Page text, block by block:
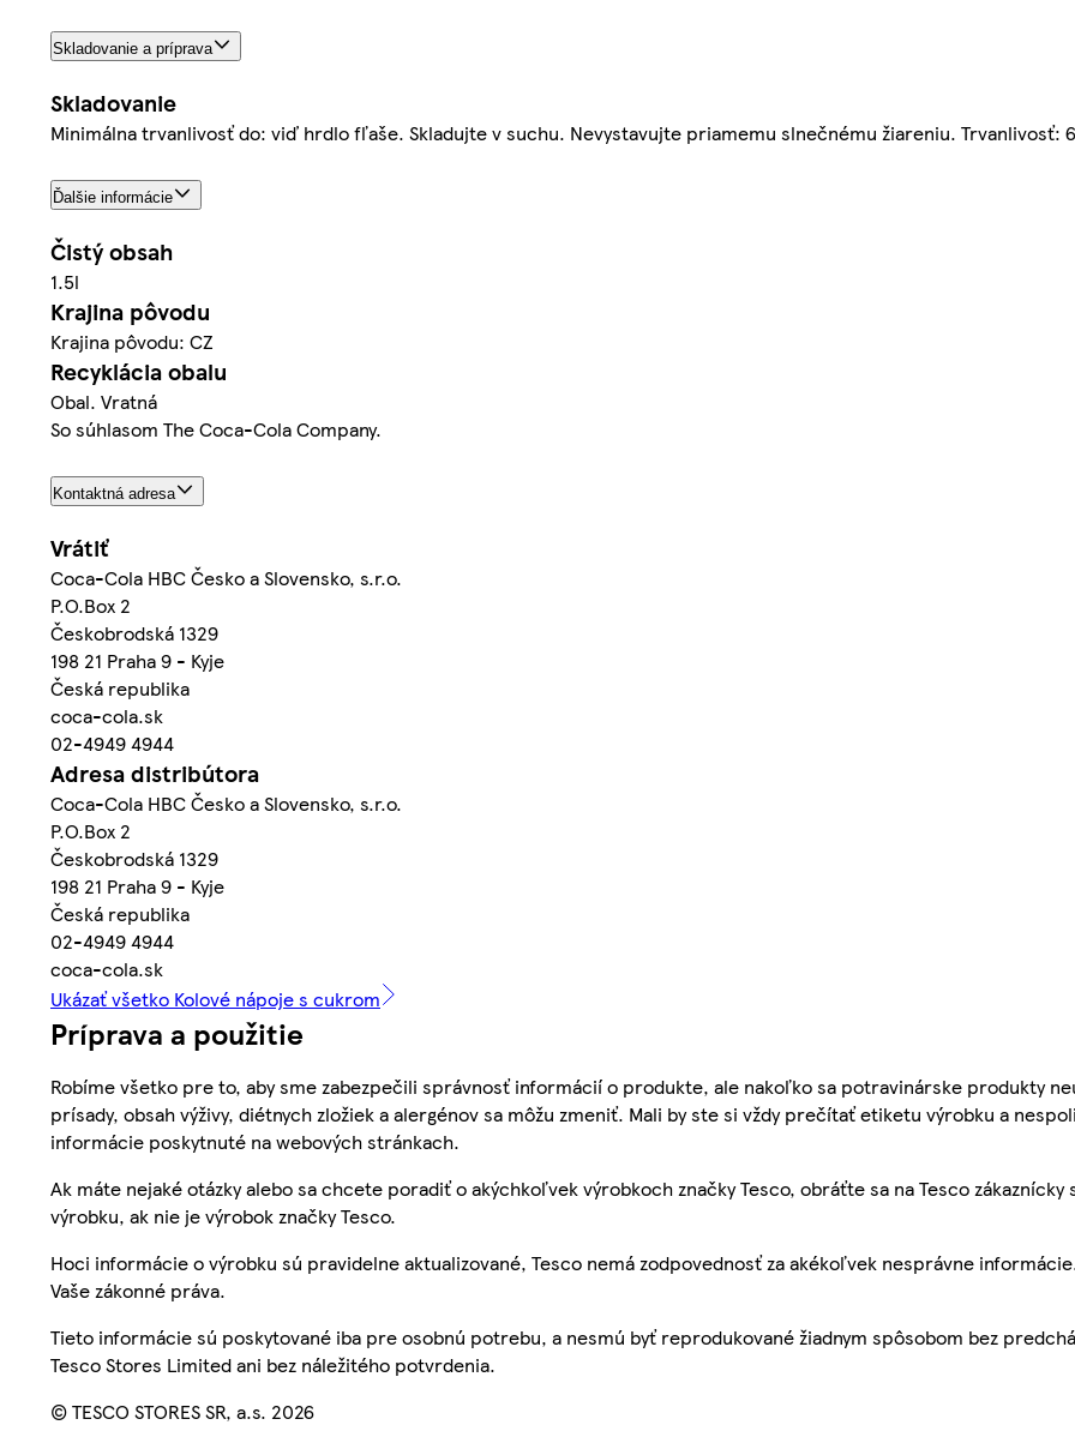
Skladovanie a príprava
Skladovanie
Minimálna trvanlivosť do: viď hrdlo fľaše. Skladujte v suchu. Nevystavujte priamemu slnečnému žiareniu. Trvanlivosť:
Ďalšie informácie
Čistý obsah
1.5l
Krajina pôvodu
Krajina pôvodu: CZ
Recyklácia obalu
Obal. Vratná
So súhlasom The Coca-Cola Company.
Kontaktná adresa
Vrátiť
Coca-Cola HBC Česko a Slovensko, s.r.o.
P.O.Box 2
Českobrodská 1329
198 21 Praha 9 - Kyje
Česká republika
coca-cola.sk
02-4949 4944
Adresa distribútora
Coca-Cola HBC Česko a Slovensko, s.r.o.
P.O.Box 2
Českobrodská 1329
198 21 Praha 9 - Kyje
Česká republika
02-4949 4944
coca-cola.sk
Ukázať všetko Kolové nápoje s cukrom
Príprava a použitie
Robíme všetko pre to, aby sme zabezpečili správnosť informácií o produkte, ale nakoľko sa potravinárske produkty
prísady, obsah výživy, diétnych zložiek a alergénov sa môžu zmeniť. Mali by ste si vždy prečítať etiketu výrobku a
informácie poskytnuté na webových stránkach.
Ak máte nejaké otázky alebo sa chcete poradiť o akýchkoľvek výrobkoch značky Tesco, obráťte sa na Tesco
výrobku, ak nie je výrobok značky Tesco.
Hoci informácie o výrobku sú pravidelne aktualizované, Tesco nemá zodpovednosť za akékoľvek nesprávne
Vaše zákonné práva.
Tieto informácie sú poskytované iba pre osobnú potrebu, a nesmú byť reprodukované žiadnym spôsobom bez
Tesco Stores Limited ani bez náležitého potvrdenia.
© TESCO STORES SR, a.s. 2026